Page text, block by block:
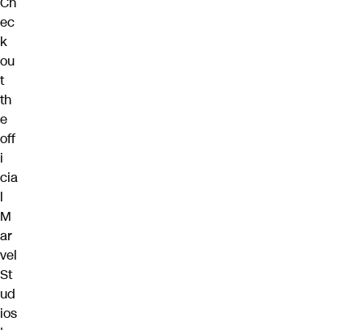
ec
k
ou
t
th
e
off
i
cia
l
M
ar
vel
St
ud
ios